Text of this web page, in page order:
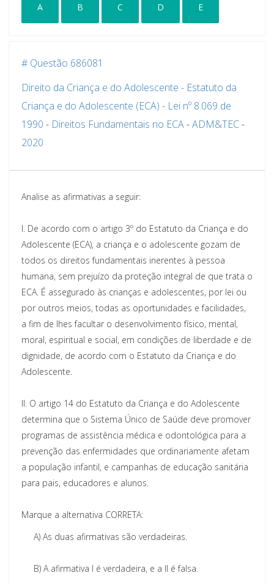
A B C D E
# Questão 686081
Direito da Criança e do Adolescente - Estatuto da
Criança e do Adolescente (ECA) - Lei nº 8.069 de
1990 - Direitos Fundamentais no ECA-ADM&TEC-
2020
Analise as afirmativas a seguir:
I. De acordo com o artigo 3º do Estatuto da Criança e do
Adolescente (ECA), a criança e o adolescente gozam de
todos os direitos fundamentais inerentes à pessoa
humana, sem prejuízo da proteção integral de que trata o
ECA. É assegurado às crianças e adolescentes, por lei ou
por outros meios, todas as oportunidades e facilidades,
a fim de lhes facultar o desenvolvimento físico, mental,
moral, espiritual e social, em condições de liberdade e de
dignidade, de acordo com o Estatuto da Criança e do
Adolescente.
II. O artigo 14 do Estatuto da Criança e do Adolescente
determina que o Sistema Único de Saúde deve promover
programas de assistência médica e odontológica para a
prevenção das enfermidades que ordinariamente afetam
a população infantil, e campanhas de educação sanitária
para pais, educadores e alunos.
Marque a alternativa CORRETA:
A) As duas afirmativas são verdadeiras.
B) A afirmativa I é verdadeira, e a II é falsa.